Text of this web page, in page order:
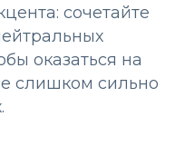
сочетайте
оказаться на
слишком сильно